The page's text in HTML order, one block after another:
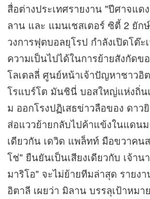
สื่อต่างประเทศรายงาน "ปีศาจแด
ลาน และ แมนเชสเตอร์ ซิตี้ 2 ยัก
วงการฟุตบอลยุโรป กำลังเปิดโต๊ะ
ความเป็นไปได้ในการย้ายสังกัดข
โลเตลลี่ ศูนย์หน้าเจ้าปัญหาชาวอิ
โรแบร์โต มันชินี่ บอสใหญ่แห่งถิ่น
ม ออกโรงปฏิเสธข่าวลือของ ดาว
ส่อแววย้ายกลับไปค้าแข้งในแดน
เดียวกัน เดวิด แพล็ทท์ มือขวาค
โช่" ยืนยันเป็นเสียงเดียวกับ เจ้าน
มาริโอ" จะไม่ย้ายทีมล่าสุด รายง
อิตาลี เผยว่า มิลาน บรรลุเป้าหมา